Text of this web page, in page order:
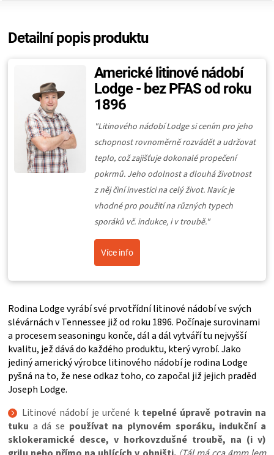
Detailní popis produktu
Americké litinové nádobí
Lodge - bez PFAS od roku
1896
"Litinového nádobí Lodge si cením pro jeho
schopnost rovnoměrně rozvádět a udržovat
teplo, což zajišťuje dokonalé propečení
pokrmů. Jeho odolnost a dlouhá životnost
z něj činí investici na celý život. Navíc je
vhodné pro použití na různých typech
sporáků vč. indukce, i v troubě."
Více info
Rodina Lodge vyrábí své prvotřídní litinové nádobí ve svých
slévárnách v Tennessee již od roku 1896. Počínaje surovinami
a procesem seasoningu konče, dál a dál vytváří tu nejvyšší
kvalitu, jež dává do každého produktu, který vyrobí. Jako
jediný americký výrobce litinového nádobí je rodina Lodge
pyšná na to, že nese odkaz toho, co započal již jejich praděd
Joseph Lodge.
Litinové nádobí je určené k tepelné úpravě potravin na
tuku a dá se používat na plynovém sporáku, indukční a
sklokeramické desce, v horkovzdušné troubě, na (i v)